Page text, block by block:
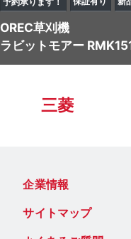
OREC草刈機
ラビットモアー
三菱
企業情報
サイトマップ